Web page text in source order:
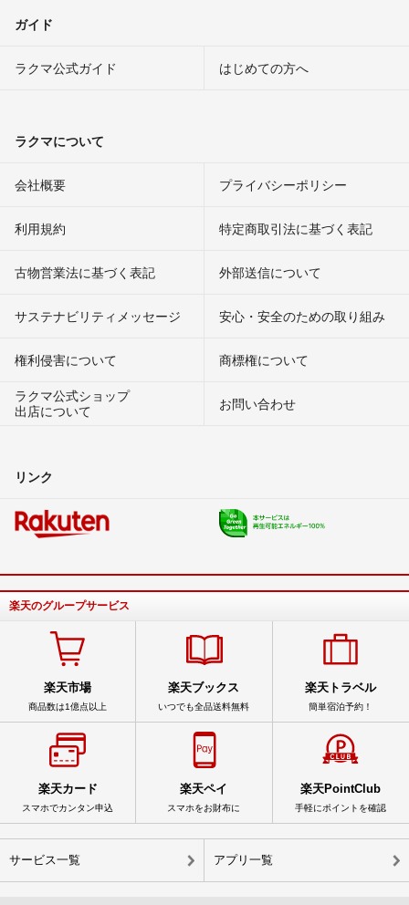
ガイド
ラクマ公式ガイド はじめての方へ
ラクマについて
会社概要 プライバシーポリシー
利用規約 特定商取引法に基づく表記
古物営業法に基づく表記 外部送信について
サステナビリティメッセージ 安心・安全のための取り組み
権利侵害について
商標権について
ラクマ公式ショップ
出店について
お問い合わせ
リンク
楽天のグループサービス
楽天市場
商品数は1億点以上
楽天ブックス
いつでも全品送料無料
楽天トラベル
簡単宿泊予約！
楽天カード
スマホでカンタン申込
楽天ペイ
スマホをお財布に
楽天PointClub
手軽にポイントを確認
サービス一覧 アプリ一覧